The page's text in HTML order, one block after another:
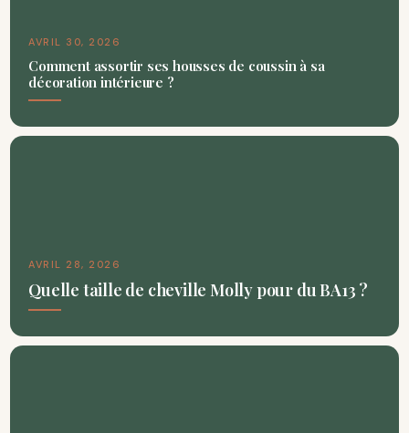
AVRIL 30, 2026
Comment assortir ses housses de coussin à sa
décoration intérieure ?
AVRIL 28, 2026
Quelle taille de cheville Molly pour du BA13 ?